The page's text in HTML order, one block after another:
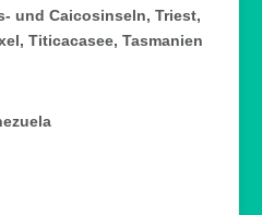
und Caicosinseln, Triest,
Titicacasee, Tasmanien